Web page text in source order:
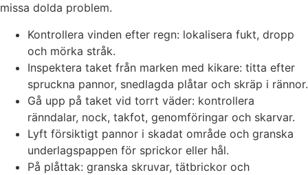
missa dolda problem.
Kontrollera vinden efter regn: lokalisera fukt, dropp
och mörka stråk.
Inspektera taket från marken med kikare: titta efter
spruckna pannor, snedlagda plåtar och skräp i rännor.
Gå upp på taket vid torrt väder: kontrollera
ränndalar, nock, takfot, genomföringar och skarvar.
Lyft försiktigt pannor i skadat område och granska
underlagspappen för sprickor eller hål.
På plåttak: granska skruvar, tätbrickor och